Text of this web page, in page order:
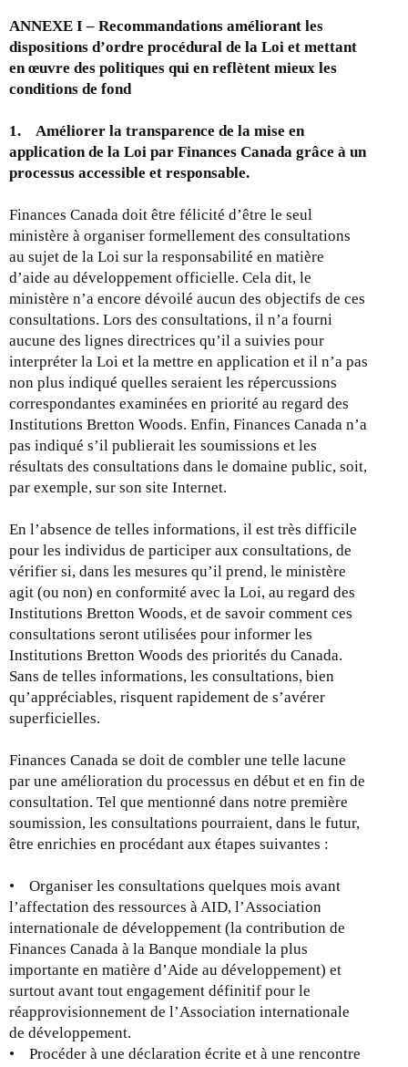
-
m
a
)
i
n
k
s
n
d
s
-
m
a
i
l
)
ANNEXE I – Recommandations améliorant les
dispositions d’ordre procédural de la Loi et mettant
en œuvre des politiques qui en reflètent mieux les
conditions de fond
1. Améliorer la transparence de la mise en
application de la Loi par Finances Canada grâce à un
processus accessible et responsable.
Finances Canada doit être félicité d’être le seul
ministère à organiser formellement des consultations
au sujet de la Loi sur la responsabilité en matière
d’aide au développement officielle. Cela dit, le
ministère n’a encore dévoilé aucun des objectifs de ces
consultations. Lors des consultations, il n’a fourni
aucune des lignes directrices qu’il a suivies pour
interpréter la Loi et la mettre en application et il n’a pas
non plus indiqué quelles seraient les répercussions
correspondantes examinées en priorité au regard des
Institutions Bretton Woods. Enfin, Finances Canada n’a
pas indiqué s’il publierait les soumissions et les
résultats des consultations dans le domaine public, soit,
par exemple, sur son site Internet.
En l’absence de telles informations, il est très difficile
pour les individus de participer aux consultations, de
vérifier si, dans les mesures qu’il prend, le ministère
agit (ou non) en conformité avec la Loi, au regard des
Institutions Bretton Woods, et de savoir comment ces
consultations seront utilisées pour informer les
Institutions Bretton Woods des priorités du Canada.
Sans de telles informations, les consultations, bien
qu’appréciables, risquent rapidement de s’avérer
superficielles.
Finances Canada se doit de combler une telle lacune
par une amélioration du processus en début et en fin de
consultation. Tel que mentionné dans notre première
soumission, les consultations pourraient, dans le futur,
être enrichies en procédant aux étapes suivantes :
• Organiser les consultations quelques mois avant
l’affectation des ressources à AID, l’Association
internationale de développement (la contribution de
Finances Canada à la Banque mondiale la plus
importante en matière d’Aide au développement) et
surtout avant tout engagement définitif pour le
réapprovisionnement de l’Association internationale
de développement.
• Procéder à une déclaration écrite et à une rencontre